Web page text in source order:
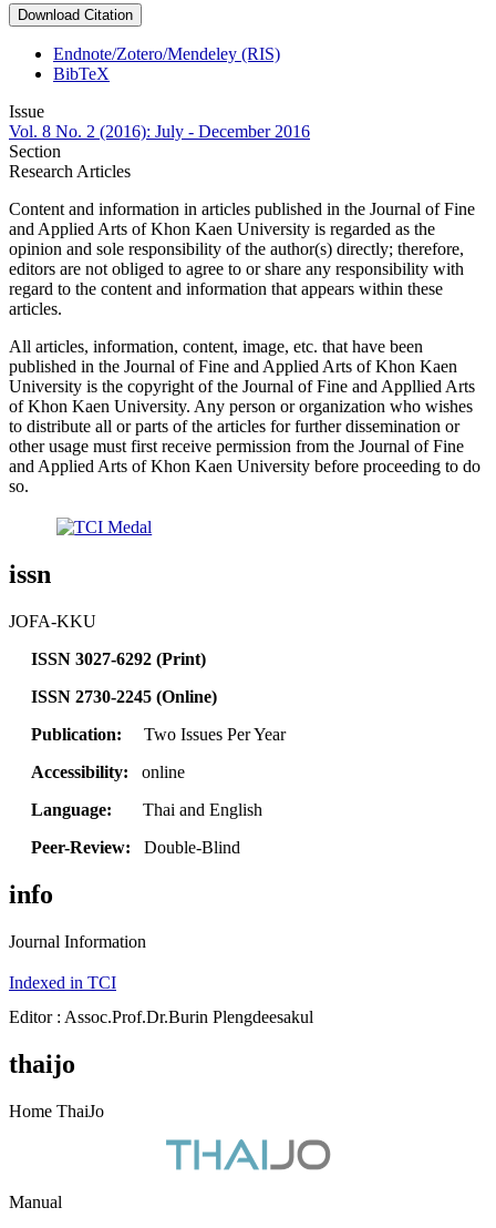
Download Citation
Endnote/Zotero/Mendeley (RIS)
BibTeX
Issue
Vol. 8 No. 2 (2016): July - December 2016
Section
Research Articles
Content and information in articles published in the Journal of Fine
and Applied Arts of Khon Kaen University is regarded as the
opinion and sole responsibility of the author(s) directly; therefore,
editors are not obliged to agree to or share any responsibility with
regard to the content and information that appears within these
articles.
All articles, information, content, image, etc. that have been
published in the Journal of Fine and Applied Arts of Khon Kaen
University is the copyright of the Journal of Fine and Appllied Arts
of Khon Kaen University. Any person or organization who wishes
to distribute all or parts of the articles for further dissemination or
other usage must first receive permission from the Journal of Fine
and Applied Arts of Khon Kaen University before proceeding to do
so.
issn
JOFA-KKU
ISSN 3027-6292 (Print)
ISSN 2730-2245 (Online)
Publication:
Two Issues Per Year
Accessibility: online
Language: Thai and English
Peer-Review: Double-Blind
info
Journal Information
Indexed in TCI
Editor : Assoc.Prof.Dr.Burin Plengdeesakul
thaijo
Home ThaiJo
Manual